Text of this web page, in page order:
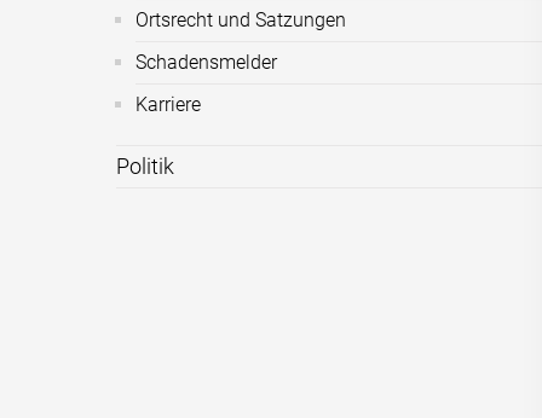
Ortsrecht und Satzungen
Schadensmelder
Karriere
Politik